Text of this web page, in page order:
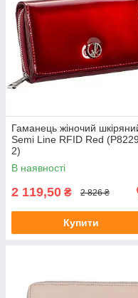
Гаманець жіночий
Semi Line RFID Red
2)
В наявності
2 119,50 ₴ 2 826 ₴
Купити